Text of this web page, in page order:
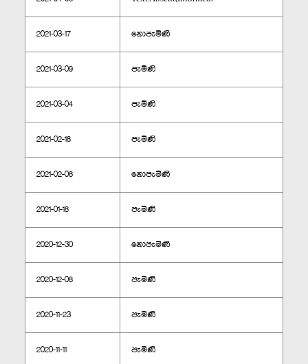
2021-03-17 නොපැමිණි
2021-03-09 පැමිණි
2021-03-04 පැමිණි
2021-02-18 පැමිණි
2021-02-08 නොපැමිණි
2021-01-18 පැමිණි
2020-12-30 නොපැමිණි
2020-12-08 පැමිණි
2020-11-23 පැමිණි
2020-11-11 පැමිණි